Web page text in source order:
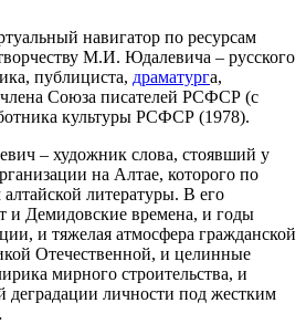
навигатор по ресурсам
М.И. Юдалевича – русского
публициста, драматурга,
члена Союза писателей РСФСР (с
культуры РСФСР (1978).
– художник слова, стоявший у
на Алтае, которого по
литературы. В его
и Демидовские времена, и годы
и тяжелая атмосфера гражданской
Отечественной, и целинные
мирного строительства, и
деградации личности под жестким